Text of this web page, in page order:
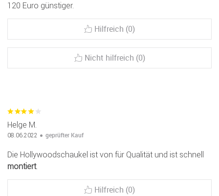
120 Euro günstiger.
Hilfreich (0)
Nicht hilfreich (0)
Helge M.
08.06.2022 geprüfter Kauf
Die Hollywoodschaukel ist von für Qualität und ist schnell
montiert.
Hilfreich (0)